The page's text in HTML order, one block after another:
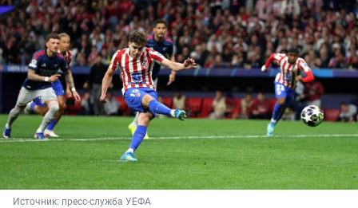
Источник: пресс-служба УЕФА